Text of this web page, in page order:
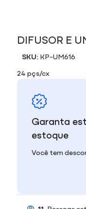
DIFUSOR E
SKU: KP-UM616
24 pçs/cx
Garanta
estoque
Você tem